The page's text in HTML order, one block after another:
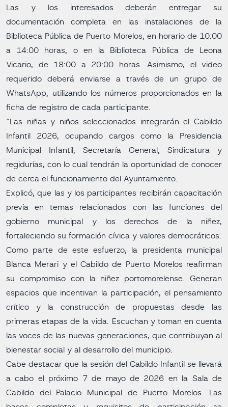
Las y los interesados deberán entregar su
documentación completa en las instalaciones de la
Biblioteca Pública de Puerto Morelos, en horario de 10:00
a 14:00 horas, o en la Biblioteca Pública de Leona
Vicario, de 18:00 a 20:00 horas. Asimismo, el video
requerido deberá enviarse a través de un grupo de
WhatsApp, utilizando los números proporcionados en la
ficha de registro de cada participante.
“Las niñas y niños seleccionados integrarán el Cabildo
Infantil 2026, ocupando cargos como la Presidencia
Municipal Infantil, Secretaría General, Sindicatura y
regidurías, con lo cual tendrán la oportunidad de conocer
de cerca el funcionamiento del Ayuntamiento.
Explicó, que las y los participantes recibirán capacitación
previa en temas relacionados con las funciones del
gobierno municipal y los derechos de la niñez,
fortaleciendo su formación cívica y valores democráticos.
Como parte de este esfuerzo, la presidenta municipal
Blanca Merari y el Cabildo de Puerto Morelos reafirman
su compromiso con la niñez portomorelense. Generan
espacios que incentivan la participación, el pensamiento
crítico y la construcción de propuestas desde las
primeras etapas de la vida. Escuchan y toman en cuenta
las voces de las nuevas generaciones, que contribuyan al
bienestar social y al desarrollo del municipio.
Cabe destacar que la sesión del Cabildo Infantil se llevará
a cabo el próximo 7 de mayo de 2026 en la Sala de
Cabildo del Palacio Municipal de Puerto Morelos. Las